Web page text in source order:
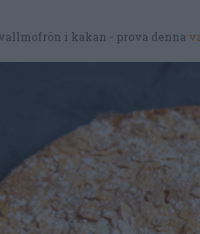
i kakan - prova denna